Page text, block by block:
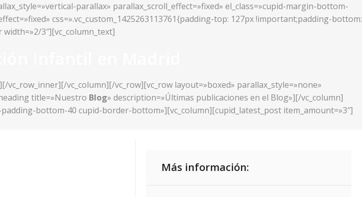
parallax» parallax_scroll_effect=»fixed» el_class=»cupid-margin-bottom-
css=».vc_custom_1425263113761{padding-top: 127px !important;padding-bottom:
3″][vc_column_text]
vc_column][/vc_row][vc_row layout=»boxed» parallax_style=»none»
title=»Nuestro Blog» description=»Últimas publicaciones en el Blog»][/vc_column]
bottom-40 cupid-border-bottom»][vc_column][cupid_latest_post item_amount=»3″]
Más información: